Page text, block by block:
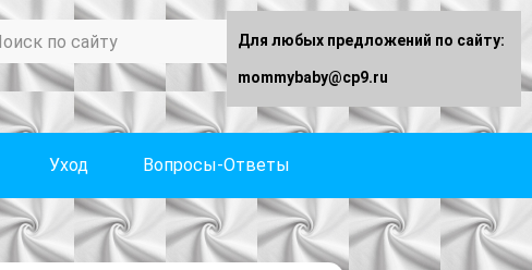
Уход Вопросы-Ответы
Для любых предложений по сайту:
mommybaby@cp9.ru